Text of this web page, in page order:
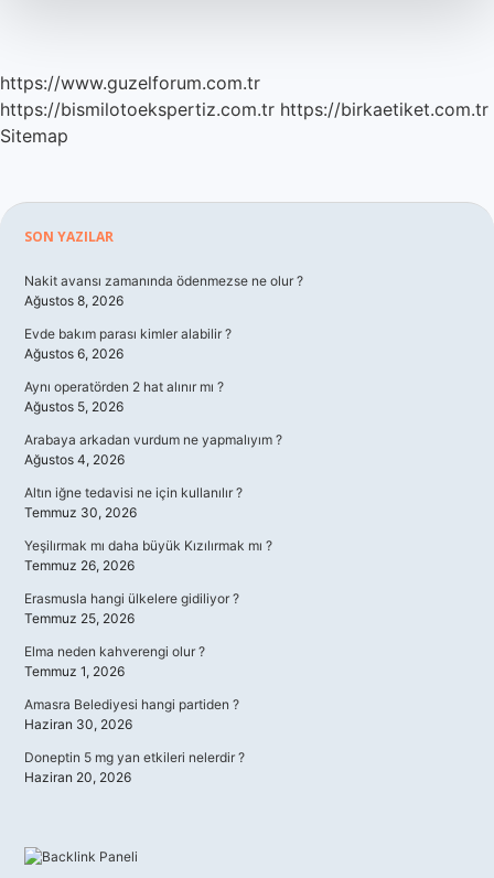
https://www.guzelforum.com.tr
https://bismilotoekspertiz.com.tr https://birkaetiket.com.tr
Sitemap
Sidebar
SON YAZILAR
Nakit avansı zamanında ödenmezse ne olur ?
Ağustos 8, 2026
Evde bakım parası kimler alabilir ?
Ağustos 6, 2026
Aynı operatörden 2 hat alınır mı ?
Ağustos 5, 2026
Arabaya arkadan vurdum ne yapmalıyım ?
Ağustos 4, 2026
Altın iğne tedavisi ne için kullanılır ?
Temmuz 30, 2026
Yeşilırmak mı daha büyük Kızılırmak mı ?
Temmuz 26, 2026
Erasmusla hangi ülkelere gidiliyor ?
Temmuz 25, 2026
Elma neden kahverengi olur ?
Temmuz 1, 2026
Amasra Belediyesi hangi partiden ?
Haziran 30, 2026
Doneptin 5 mg yan etkileri nelerdir ?
Haziran 20, 2026